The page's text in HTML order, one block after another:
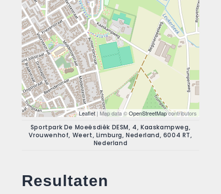
Leaflet | Map data ©OpenStreetMapcontributors
Sportpark De Moeësdiêk DESM, 4, Kaaskampweg,
Vrouwenhof, Weert, Limburg, Nederland, 6004 RT,
Nederland
Resultaten